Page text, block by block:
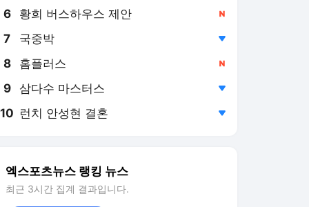
6 황희 버스하우스 제안
7 국중박
8 홈플러스
9 삼다수 마스터스
10 런치 안성현 결혼
엑스포츠뉴스 랭킹 뉴스
최근 3시간 집계 결과입니다.